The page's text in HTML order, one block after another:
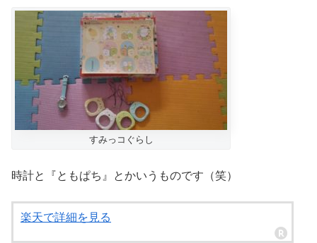
すみっコぐらし
時計と『ともぱち』とかいうものです（笑）
楽天で詳細を見る